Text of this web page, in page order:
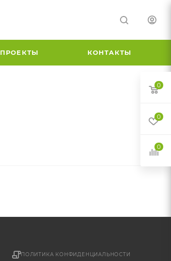
ПРОЕКТЫ КОНТАКТЫ
ПОЛИТИКА КОНФИДЕНЦИАЛЬНОСТИ
0
0
0